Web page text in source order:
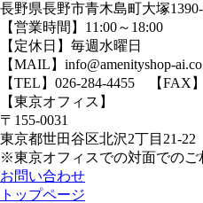
長野県長野市青木島町大塚1390-
【営業時間】11:00～18:00
【定休日】毎週水曜日
【MAIL】info@amenityshop-
【TEL】 026-284-4455 【FAX】
【東京オフィス】
〒155-0031
東京都世田谷区北沢2丁目21-22
※東京オフィスでの対面でのご
お問い合わせ
トップページ